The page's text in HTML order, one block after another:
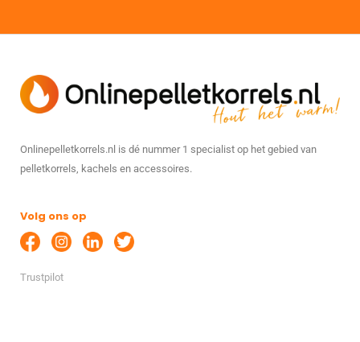
Onlinepelletkorrels.nl is dé nummer 1 specialist op het gebied van
pelletkorrels, kachels en accessoires.
Volg ons op
Trustpilot